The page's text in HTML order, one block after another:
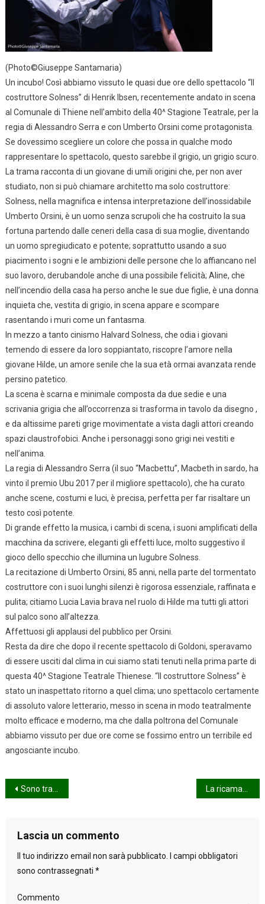
(Photo©Giuseppe Santamaria)
Un incubo! Così abbiamo vissuto le quasi due ore dello spettacolo “Il
costruttore Solness” di Henrik Ibsen, recentemente andato in scena
al Comunale di Thiene nell’ambito della 40^ Stagione Teatrale, per la
regia di Alessandro Serra e con Umberto Orsini come protagonista.
Se dovessimo scegliere un colore che possa in qualche modo
rappresentare lo spettacolo, questo sarebbe il grigio, un grigio scuro.
La trama racconta di un giovane di umili origini che, per non aver
studiato, non si può chiamare architetto ma solo costruttore:
Solness, nella magnifica e intensa interpretazione dell’inossidabile
Umberto Orsini, è un uomo senza scrupoli che ha costruito la sua
fortuna partendo dalle ceneri della casa di sua moglie, diventando
un uomo spregiudicato e potente; soprattutto usando a suo
piacimento i sogni e le ambizioni delle persone che lo affiancano nel
suo lavoro, derubandole anche di una possibile felicità; Aline, che
nell’incendio della casa ha perso anche le sue due figlie, è una donna
inquieta che, vestita di grigio, in scena appare e scompare
rasentando i muri come un fantasma.
In mezzo a tanto cinismo Halvard Solness, che odia i giovani
temendo di essere da loro soppiantato, riscopre l’amore nella
giovane Hilde, un amore senile che la sua età ormai avanzata rende
persino patetico.
La scena è scarna e minimale composta da due sedie e una
scrivania grigia che all’occorrenza si trasforma in tavolo da disegno ,
e da altissime pareti grige movimentate a vista dagli attori creando
spazi claustrofobici. Anche i personaggi sono grigi nei vestiti e
nell’anima.
La regia di Alessandro Serra (il suo “Macbettu”, Macbeth in sardo, ha
vinto il premio Ubu 2017 per il migliore spettacolo), che ha curato
anche scene, costumi e luci, è precisa, perfetta per far risaltare un
testo così potente.
Di grande effetto la musica, i cambi di scena, i suoni amplificati della
macchina da scrivere, eleganti gli effetti luce, molto suggestivo il
gioco dello specchio che illumina un lugubre Solness.
La recitazione di Umberto Orsini, 85 anni, nella parte del tormentato
costruttore con i suoi lunghi silenzi è rigorosa essenziale, raffinata e
pulita; citiamo Lucia Lavia brava nel ruolo di Hilde ma tutti gli attori
sul palco sono all’altezza.
Affettuosi gli applausi del pubblico per Orsini.
Resta da dire che dopo il recente spettacolo di Goldoni, speravamo
di essere usciti dal clima in cui siamo stati tenuti nella prima parte di
questa 40^ Stagione Teatrale Thienese. “Il costruttore Solness” è
stato un inaspettato ritorno a quel clima; uno spettacolo certamente
di assoluto valore letterario, messo in scena in modo teatralmente
molto efficace e moderno, ma che dalla poltrona del Comunale
abbiamo vissuto per due ore come se fossimo entro un terribile ed
angosciante incubo.
Navigazione
Sono tra noi! La ricamatrice di Winchester
Lascia un commento
Il tuo indirizzo email non sarà pubblicato. I campi obbligatori
sono contrassegnati *
Commento